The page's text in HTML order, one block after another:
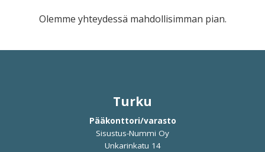
Olemme yhteydessä mahdollisimman pian.
Turku
Pääkonttori/varasto
Sisustus-Nummi Oy
Unkarinkatu 14